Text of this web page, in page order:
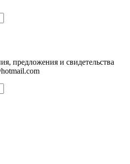
предложения и свидетельства